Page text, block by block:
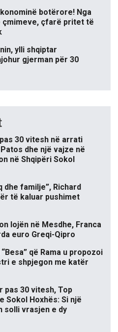
botërore! Nga
çfarë pritet të
ylli shqiptar
gjerman për 30
30 vitesh në arrati
dhe një vajze në
në Shqipëri Sokol
dhe familje”, Richard
të kaluar pushimet
lojën në Mesdhe, Franca
euro Greqi-Qipro
që Rama u propozoi
e shpjegon me katër
pas 30 vitesh, Top
Sokol Hoxhës: Si një
solli vrasjen e dy